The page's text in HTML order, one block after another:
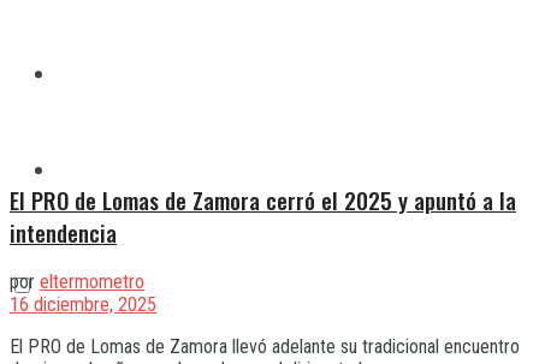
El PRO de Lomas de Zamora cerró el 2025 y apuntó a la
intendencia
por eltermometro
16 diciembre, 2025
El PRO de Lomas de Zamora llevó adelante su tradicional encuentro